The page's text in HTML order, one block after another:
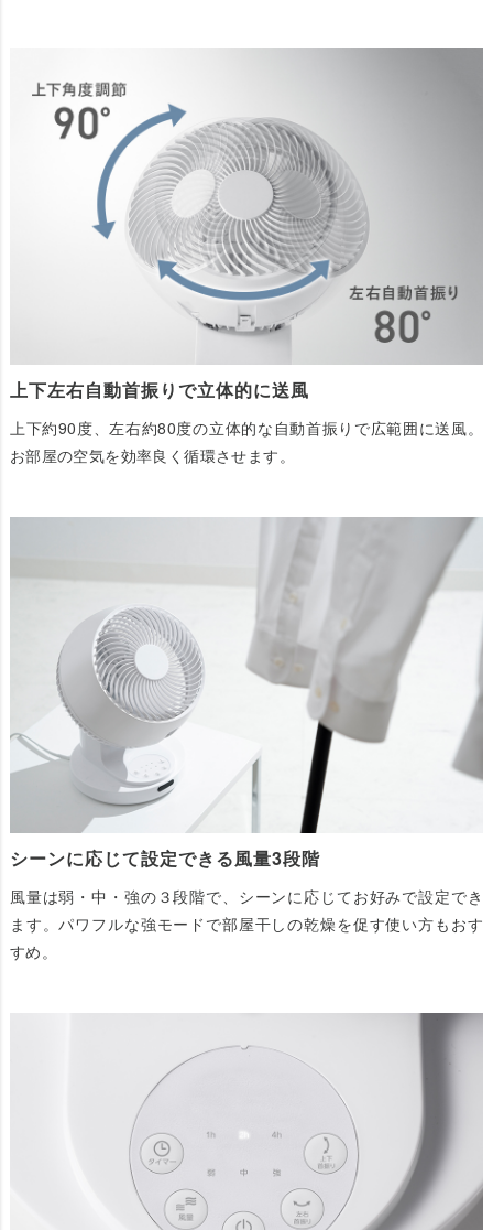
上下左右自動首振りで立体的に送風
上下約90度、左右約80度の立体的な自動首振りで広範囲に送風。
お部屋の空気を効率良く循環させます。
シーンに応じて設定できる風量3段階
風量は弱・中・強の３段階で、シーンに応じてお好みで設定でき
ます。パワフルな強モードで部屋干しの乾燥を促す使い方もおす
すめ。